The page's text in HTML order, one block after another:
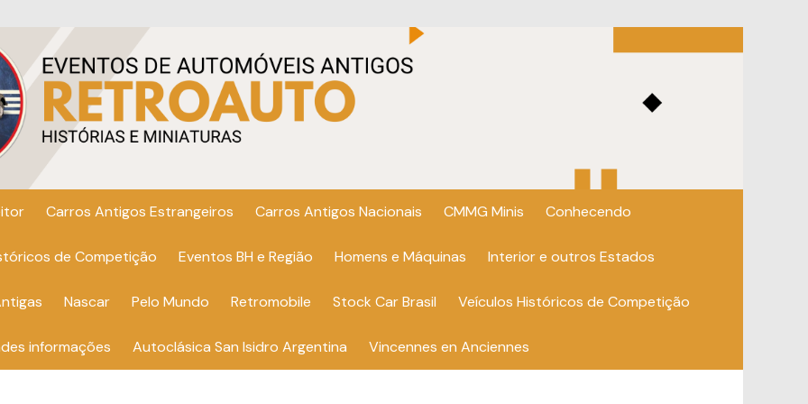
Carros Antigos Estrangeiros Carros Antigos Nacionais CMMG Minis Conhecendo
de Competição Eventos BH e Região Homens e Máquinas Interior e outros Estados
Nascar Pelo Mundo Retromobile Stock Car Brasil Veículos Históricos de Competição
informações Autoclásica San Isidro Argentina Vincennes en Anciennes